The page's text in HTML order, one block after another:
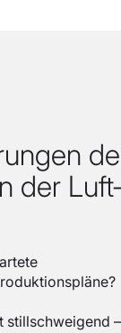
der
stillschweigend –